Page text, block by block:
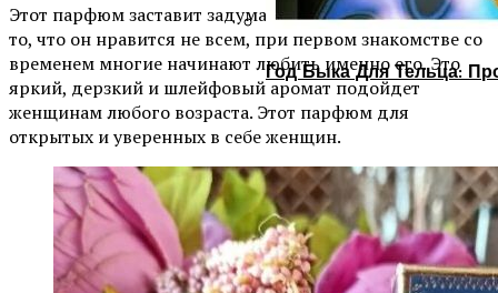
Год Быка Для Тельца:
Этот парфюм заставит задуматься любую. Несмотря на
то, что он нравится не всем, при первом знакомстве со
временем многие начинают любить именно его. Это
яркий, дерзкий и шлейфовый аромат подойдет
женщинам любого возраста. Этот парфюм для
открытых и уверенных в себе женщин.